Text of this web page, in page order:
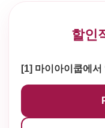
할인
[1] 마이아이쿱에